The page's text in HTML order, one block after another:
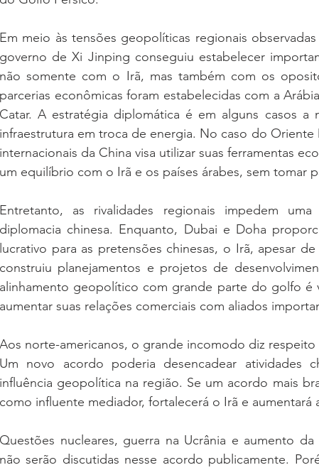
Em meio às tensões geopolíticas regionais
governo de Xi Jinping conseguiu estabelecer
não somente com o Irã, mas também com os
parcerias econômicas foram estabelecidas com a
Catar. A estratégia diplomática é em alguns casos a
infraestrutura em troca de energia. No caso do
internacionais da China visa utilizar suas ferramentas
um equilíbrio com o Irã e os países árabes, sem tomar
Entretanto, as rivalidades regionais impedem
diplomacia chinesa. Enquanto, Dubai e Doha
lucrativo para as pretensões chinesas, o Irã, apesar
construiu planejamentos e projetos de
alinhamento geopolítico com grande parte do golfo é
aumentar suas relações comerciais com aliados
Aos norte-americanos, o grande incomodo diz
Um novo acordo poderia desencadear atividades
influência geopolítica na região. Se um acordo mais
como influente mediador, fortalecerá o Irã e
Questões nucleares, guerra na Ucrânia e aumento
não serão discutidas nesse acordo publicamente.